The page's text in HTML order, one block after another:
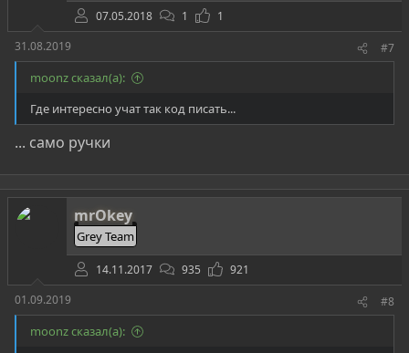
07.05.2018 1
1
31.08.2019
#7
moonz сказал(а):
Где интересно учат так код писать...
... само ручки
mrOkey
Grey Team
14.11.2017 935
921
01.09.2019
#8
moonz сказал(а):